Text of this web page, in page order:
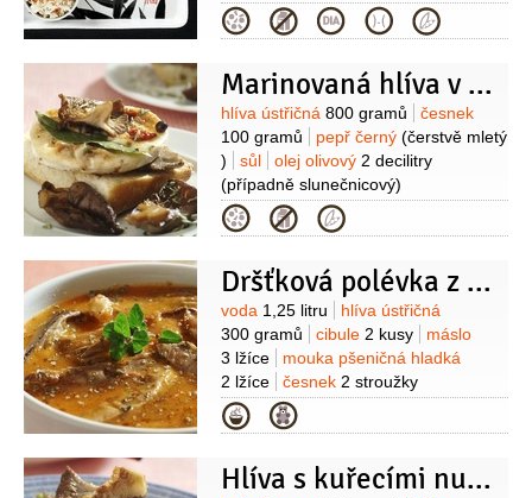
kulatozrnná)
celer120 gramů
1 kus (velká) paprika kapie1 kus
2 lžíce
rybí omáčka 2 lžíce
Kategorie
Marinovaná hlíva v česnekovém oleji
Suroviny
hlíva ústřičná 800 gramů
česnek
100 gramů
pepř černý (čerstvě mletý
)
sůl olej olivový 2 decilitry
(případně slunečnicový)
Kategorie
Dršťková polévka z hlívy
Suroviny
voda 1,25 litru
hlíva ústřičná
300 gramů
cibule 2 kusy
máslo
3 lžíce
mouka pšeničná hladká
2 lžíce
česnek 2 stroužky
Kategorie
Hlíva s kuřecími nudličkami